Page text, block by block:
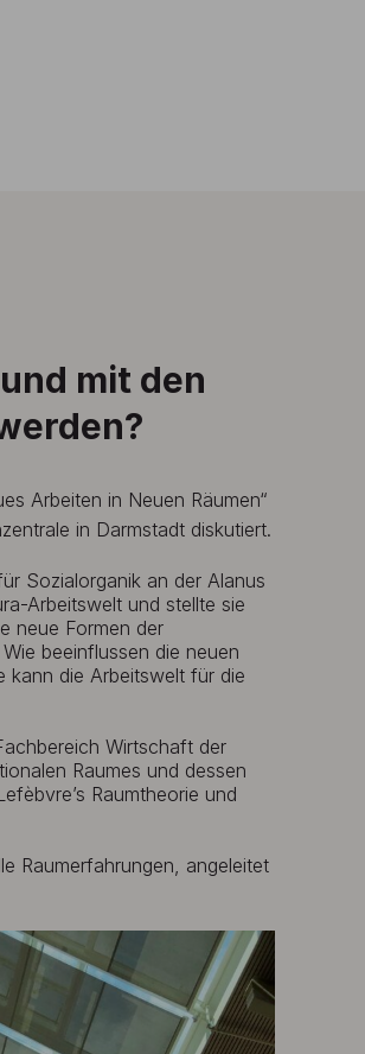
mit den
Arbeiten in Neuen Räumen“
in Darmstadt diskutiert.
Sozialorganik an der Alanus
Arbeitswelt und stellte sie
neue Formen der
beeinflussen die neuen
kann die Arbeitswelt für die
Wirtschaft der
Raumes und dessen
Raumtheorie und
Raumerfahrungen, angeleitet